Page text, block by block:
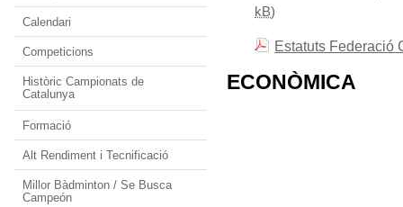
Calendari
Competicions
Històric Campionats de
Catalunya
Formació
Alt Rendiment i Tecnificació
Millor Bàdminton / Se Busca
Campeón
kB)
Estatuts Federació
ECONÒMICA